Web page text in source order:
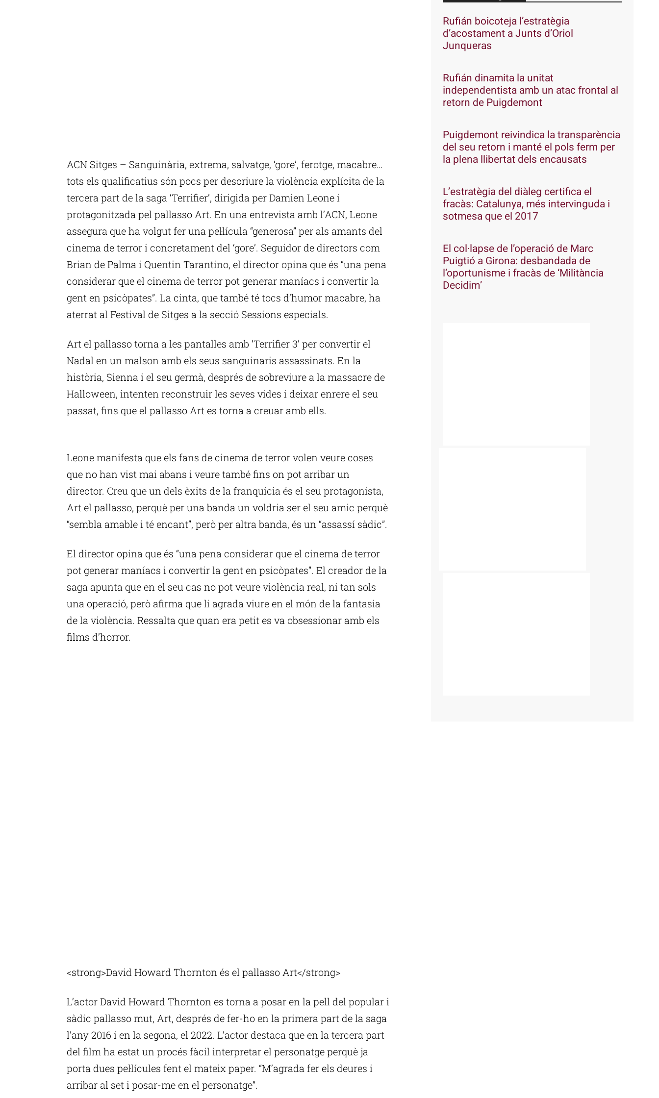
ACN Sitges – Sanguinària, extrema, salvatge, ‘gore’, ferotge, macabre…
tots els qualificatius són pocs per descriure la violència explícita de la
tercera part de la saga ‘Terrifier’, dirigida per Damien Leone i
protagonitzada pel pallasso Art. En una entrevista amb l’ACN, Leone
assegura que ha volgut fer una pel·lícula “generosa” per als amants del
cinema de terror i concretament del ‘gore’. Seguidor de directors com
Brian de Palma i Quentin Tarantino, el director opina que és “una pena
considerar que el cinema de terror pot generar maníacs i convertir la
gent en psicòpates”. La cinta, que també té tocs d’humor macabre, ha
aterrat al Festival de Sitges a la secció Sessions especials.
Art el pallasso torna a les pantalles amb ‘Terrifier 3’ per convertir el
Nadal en un malson amb els seus sanguinaris assassinats. En la
història, Sienna i el seu germà, després de sobreviure a la massacre de
Halloween, intenten reconstruir les seves vides i deixar enrere el seu
passat, fins que el pallasso Art es torna a creuar amb ells.
Leone manifesta que els fans de cinema de terror volen veure coses
que no han vist mai abans i veure també fins on pot arribar un
director. Creu que un dels èxits de la franquícia és el seu protagonista,
Art el pallasso, perquè per una banda un voldria ser el seu amic perquè
“sembla amable i té encant”, però per altra banda, és un “assassí sàdic”.
El director opina que és “una pena considerar que el cinema de terror
pot generar maníacs i convertir la gent en psicòpates”. El creador de la
saga apunta que en el seu cas no pot veure violència real, ni tan sols
una operació, però afirma que li agrada viure en el món de la fantasia
de la violència. Ressalta que quan era petit es va obsessionar amb els
films d’horror.
<strong>David Howard Thornton és el pallasso Art</strong>
L’actor David Howard Thornton es torna a posar en la pell del popular i
sàdic pallasso mut, Art, després de fer-ho en la primera part de la saga
l’any 2016 i en la segona, el 2022. L’actor destaca que en la tercera part
del film ha estat un procés fàcil interpretar el personatge perquè ja
porta dues pel·lícules fent el mateix paper. “M’agrada fer els deures i
arribar al set i posar-me en el personatge”.
Rufián boicoteja l’estratègia
d’acostament a Junts d’Oriol
Junqueras
Rufián dinamita la unitat
independentista amb un atac frontal al
retorn de Puigdemont
Puigdemont reivindica la transparència
del seu retorn i manté el pols ferm per
la plena llibertat dels encausats
L’estratègia del diàleg certifica el
fracàs: Catalunya, més intervinguda i
sotmesa que el 2017
El col·lapse de l’operació de Marc
Puigtió a Girona: desbandada de
l’oportunisme i fracàs de ‘Militància
Decidim’